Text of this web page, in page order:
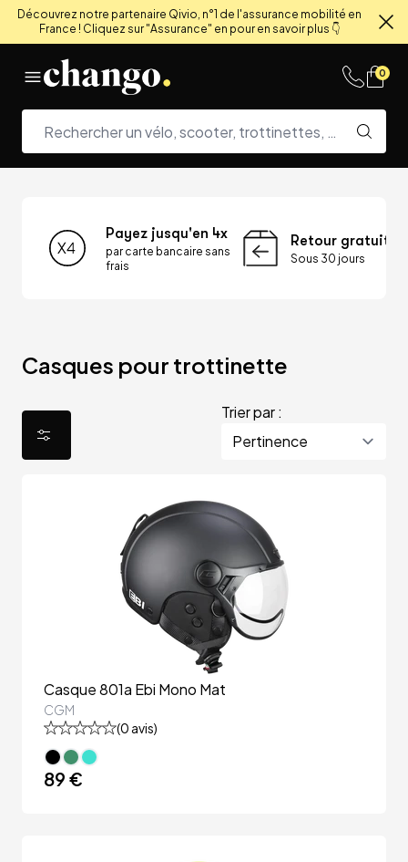
Découvrez notre partenaire Qivio, n°1 de l'assurance mobilité en
France ! Cliquez sur "Assurance" en pour en savoir plus 👇
0
Payez jusqu'en 4x
par carte bancaire sans
frais
Retour gratuit
Sous 30 jours
Casques pour trottinette
Trier par :
Casque 801a Ebi Mono Mat
CGM
(0 avis)
89 €